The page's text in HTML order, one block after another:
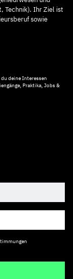
Technik). Ihr Ziel ist
sowie
deine Interessen
Praktika, Jobs &